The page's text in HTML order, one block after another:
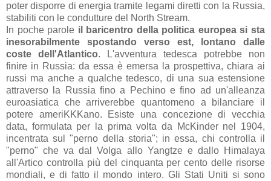
poter disporre di energia tramite legami diretti con la Russia,
stabiliti con le condutture del North Stream.
In poche parole il baricentro della politica europea si sta
inesorabilmente spostando verso est, lontano dalle
coste dell'Atlantico. L'avventura tedesca potrebbe non
finire in Russia: da essa è emersa la prospettiva, chiara ai
russi ma anche a qualche tedesco, di una sua estensione
attraverso la Russia fino a Pechino e fino ad un'alleanza
euroasiatica che arriverebbe quantomeno a bilanciare il
potere ameriKKKano. Esiste una concezione di vecchia
data, formulata per la prima volta da McKinder nel 1904,
incentrata sul "perno della storia"; in essa, chi controlla il
"perno" che va dal Volga allo Yangtze e dallo Himalaya
all'Artico controlla più del cinquanta per cento delle risorse
mondiali, e di fatto il mondo intero. Gli Stati Uniti si sono